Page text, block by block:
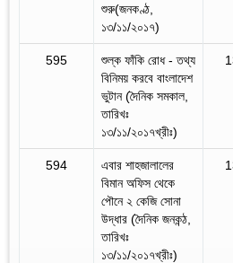
শুরু(জনকণ্ঠ,
১৩/১১/২০১৭)
595
শুল্ক ফাঁকি রোধ - তথ্য
বিনিময় করবে বাংলাদেশ
ভুটান (দৈনিক সমকাল,
তারিখঃ
১৩/১১/২০১৭খ্রীঃ)
594
এবার শাহজালালের
বিমান অফিস থেকে
পৌনে ২ কেজি সোনা
উদ্ধার (দৈনিক জনকন্ঠ,
তারিখঃ
১৩/১১/২০১৭খ্রীঃ)